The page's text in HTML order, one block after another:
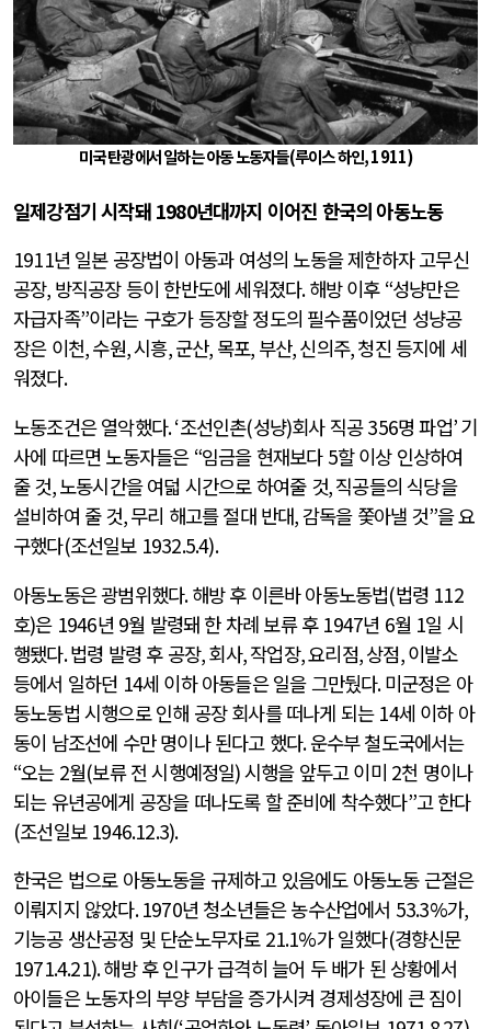
미국 탄광에서 일하는 아동 노동자들(루이스 하인, 1911)
일제강점기 시작돼 1980년대까지 이어진 한국의 아동노동
1911년 일본 공장법이 아동과 여성의 노동을 제한하자 고무신
공장, 방직공장 등이 한반도에 세워졌다.해방 이후 “성냥만은
자급자족”이라는 구호가 등장할 정도의 필수품이었던 성냥공
장은 이천,수원,시흥,군산, 목포, 부산,신의주,청진 등지에 세
워졌다.
노동조건은 열악했다. ‘조선인촌(성냥)회사 직공356명 파업’기
사에 따르면 노동자들은 “임금을 현재보다 5할 이상 인상하여
줄 것,노동시간을 여덟 시간으로 하여줄 것,직공들의 식당을
설비하여 줄 것,무리 해고를 절대 반대,감독을 쫓아낼 것”을 요
구했다(조선일보 1932.5.4).
아동노동은 광범위했다.해방 후 이른바 아동노동법(법령 112
호)은 1946년 9월 발령돼 한 차례 보류 후 1947년 6월 1일 시
행됐다.법령 발령 후 공장,회사,작업장,요리점,상점,이발소
등에서 일하던 14세 이하 아동들은 일을 그만뒀다.미군정은 아
동노동법 시행으로 인해 공장 회사를 떠나게 되는 14세 이하 아
동이 남조선에 수만 명이나 된다고 했다.운수부 철도국에서는
“오는 2월(보류 전 시행예정일)시행을 앞두고 이미 2천 명이나
되는 유년공에게 공장을 떠나도록 할 준비에 착수했다”고 한다
(조선일보 1946.12.3).
한국은 법으로 아동노동을 규제하고 있음에도 아동노동 근절은
이뤄지지 않았다. 1970년 청소년들은 농수산업에서 53.3%가,
기능공 생산공정 및 단순노무자로 21.1%가 일했다(경향신문
1971.4.21).해방 후 인구가 급격히 늘어 두 배가 된 상황에서
아이들은 노동자의 부양 부담을 증가시켜 경제성장에 큰 짐이